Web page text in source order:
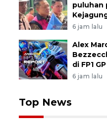
puluhan
6 jam lalu
Alex
di FP1
6 jam lalu
Top News